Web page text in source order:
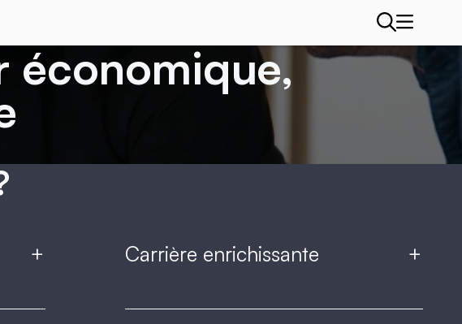
économique,
+ Carrière enrichissante +